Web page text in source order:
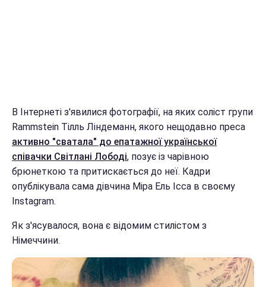
В Інтернеті з'явилися фотографії, на яких соліст групи
Rammstein Тілль Ліндеманн, якого нещодавно преса
активно "сватала" до епатажної української
співачки Світлані Лободі, позує із чарівною
брюнеткою та притискається до неї. Кадри
опублікувала сама дівчина Міра Ель Ісса в своєму
Instagram.
Як з'ясувалося, вона є відомим стилістом з
Німеччини.